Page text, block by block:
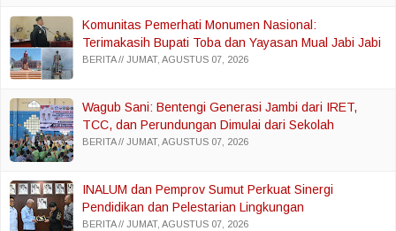
Komunitas Pemerhati Monumen Nasional:
Terimakasih Bupati Toba dan Yayasan Mual Jabi Jabi
Pardede Toga Laut
BERITA JUMAT, AGUSTUS 07, 2026
Wagub Sani: Bentengi Generasi Jambi dari IRET,
TCC, dan Perundungan Dimulai dari Sekolah
BERITA JUMAT, AGUSTUS 07, 2026
INALUM dan Pemprov Sumut Perkuat Sinergi
Pendidikan dan Pelestarian Lingkungan
BERITA JUMAT, AGUSTUS 07, 2026